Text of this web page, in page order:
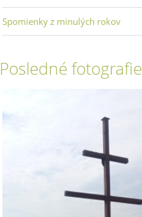
Spomienky z minulých rokov
Posledné fotografie